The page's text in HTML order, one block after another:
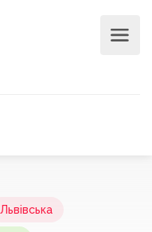
Львівська